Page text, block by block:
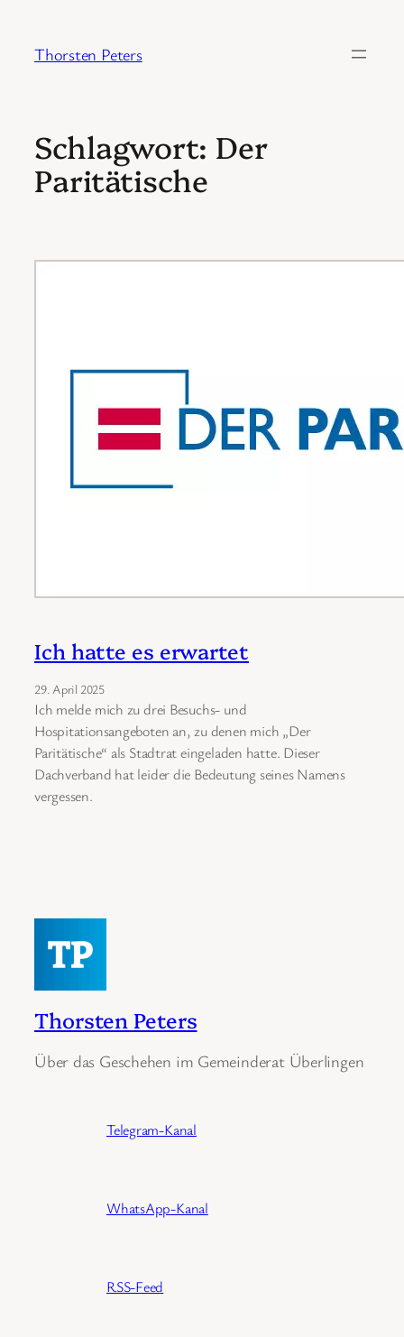
springen
Thorsten Peters
Schlagwort: Der
Paritätische
Ich hatte es erwartet
29. April 2025
Ich melde mich zu drei Besuchs- und
Hospitationsangeboten an, zu denen mich „Der
Paritätische“ als Stadtrat eingeladen hatte. Dieser
Dachverband hat leider die Bedeutung seines Namens
vergessen.
Thorsten Peters
Über das Geschehen im Gemeinderat Überlingen
Telegram-Kanal
WhatsApp-Kanal
RSS-Feed